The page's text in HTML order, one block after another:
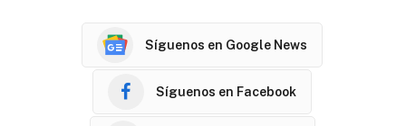
Síguenos en Google News
Síguenos en Facebook